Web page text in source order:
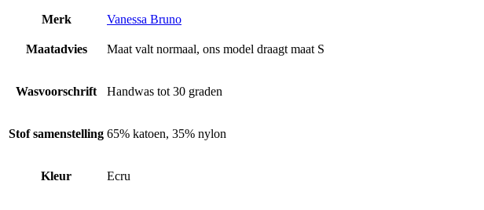
Merk Vanessa Bruno
Maatadvies Maat valt normaal, ons model draagt maat S
Wasvoorschrift Handwas tot 30 graden
Stof samenstelling 65% katoen, 35% nylon
Kleur Ecru